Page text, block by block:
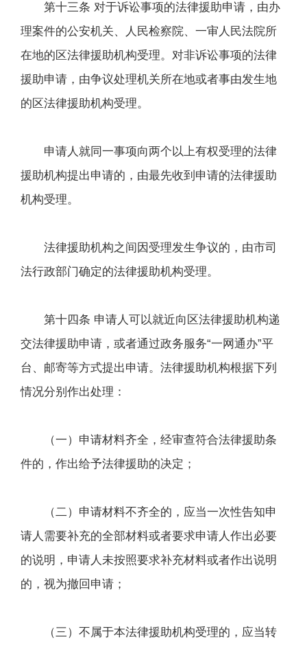
第十三条 对于诉讼事项的法律援助申请，由办
理案件的公安机关、人民检察院、一审人民法院所
在地的区法律援助机构受理。对非诉讼事项的法律
援助申请，由争议处理机关所在地或者事由发生地
的区法律援助机构受理。
申请人就同一事项向两个以上有权受理的法律
援助机构提出申请的，由最先收到申请的法律援助
机构受理。
法律援助机构之间因受理发生争议的，由市司
法行政部门确定的法律援助机构受理。
第十四条 申请人可以就近向区法律援助机构递
交法律援助申请，或者通过政务服务“一网通办”平
台、邮寄等方式提出申请。法律援助机构根据下列
情况分别作出处理：
（一）申请材料齐全，经审查符合法律援助条
件的，作出给予法律援助的决定；
（二）申请材料不齐全的，应当一次性告知申
请人需要补充的全部材料或者要求申请人作出必要
的说明，申请人未按照要求补充材料或者作出说明
的，视为撤回申请；
（三）不属于本法律援助机构受理的，应当转